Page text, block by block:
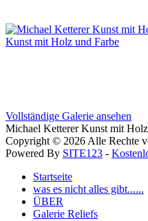
Kunst mit Holz und Farbe
Vollständige Galerie ansehen
Michael Ketterer Kunst mit
Copyright © 2026 Alle Rechte
Powered By SITE123 -
Startseite
was es nicht alles gibt......
ÜBER
Galerie Reliefs